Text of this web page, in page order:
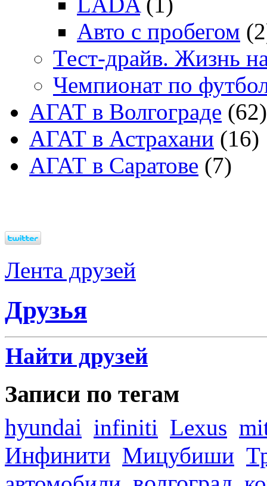
Авто с пробегом
Тест-драйв. Жизнь
Чемпионат по
АГАТ в Волгограде (62)
АГАТ в Астрахани (16)
АГАТ в Саратове (7)
Лента друзей
Друзья
Найти друзей
Записи по тегам
hyundai infiniti Lexus
Инфинити Мицубиши